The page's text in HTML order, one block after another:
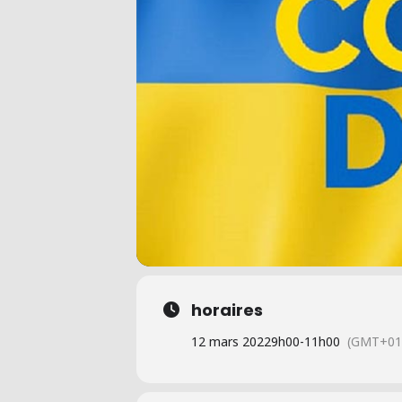
horaires
12 mars 20229h00-11h00